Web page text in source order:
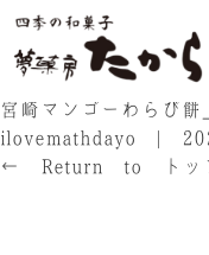
ホーム
宮崎マンゴーわらび餅
ilovemathdayo
←
Return to トップ